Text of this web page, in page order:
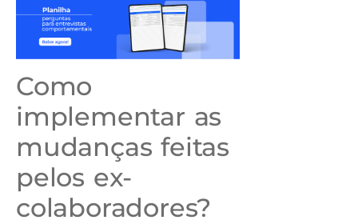
Como
implementar as
mudanças feitas
pelos ex-
colaboradores?